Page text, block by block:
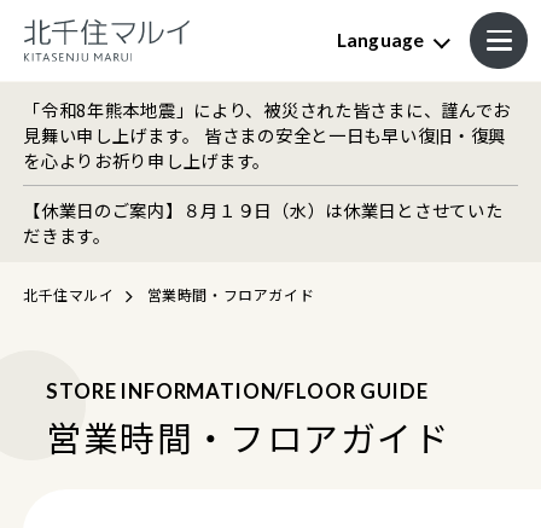
Language
「令和8年熊本地震」により、被災された皆さまに、謹んでお
見舞い申し上げます。 皆さまの安全と一日も早い復旧・復興
を心よりお祈り申し上げます。
【休業日のご案内】８月１９日（水）は休業日とさせていた
だきます。
北千住マルイ 営業時間・フロアガイド
STORE INFORMATION/FLOOR GUIDE
営業時間・フロアガイド